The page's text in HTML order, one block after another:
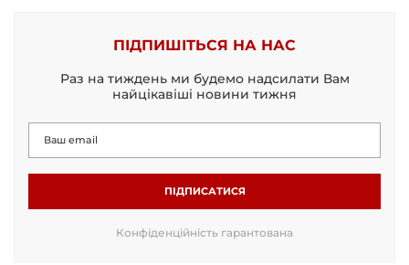
ПІДПИШІТЬСЯ НА НАС
Раз на тиждень ми будемо надсилати Вам
найцікавіші новини тижня
ПІДПИСАТИСЯ
Конфіденційність гарантована